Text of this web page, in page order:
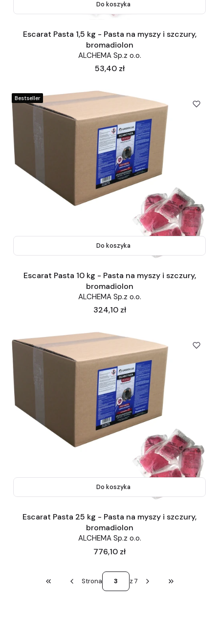
Do koszyka
Escarat Pasta 1,5 kg - Pasta na myszy i szczury,
bromadiolon
ALCHEMA Sp.z o.o.
Cena
53,40 zł
Bestseller
Do koszyka
Escarat Pasta 10 kg - Pasta na myszy i szczury,
bromadiolon
ALCHEMA Sp.z o.o.
Cena
324,10 zł
Do koszyka
Escarat Pasta 25 kg - Pasta na myszy i szczury,
bromadiolon
ALCHEMA Sp.z o.o.
Cena
776,10 zł
Wróć do pierwszej strony z produktami
Strona z 7 Przejdź do